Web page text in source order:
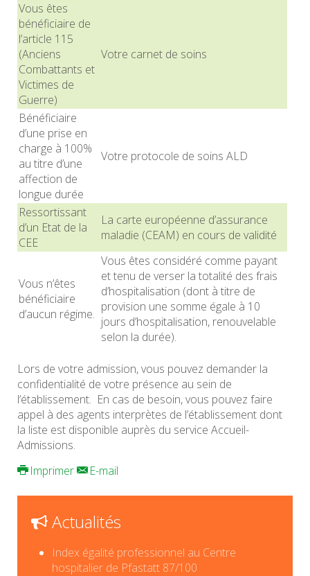
Vous êtes
bénéficiaire de
l’article 115
(Anciens
Combattants et
Victimes de
Guerre)
Votre carnet de soins
Bénéficiaire
d’une prise en
charge à 100%
au titre d’une
affection de
longue durée
Votre protocole de soins ALD
Ressortissant
d’un Etat de la
CEE
La carte européenne d’assurance
maladie (CEAM) en cours de validité
Vous n’êtes
bénéficiaire
d’aucun régime.
Vous êtes considéré comme payant
et tenu de verser la totalité des frais
d’hospitalisation (dont à titre de
provision une somme égale à 10
jours d’hospitalisation, renouvelable
selon la durée).
Lors de votre admission, vous pouvez demander la
confidentialité de votre présence au sein de
l’établissement. En cas de besoin, vous pouvez faire
appel à des agents interprètes de l’établissement dont
la liste est disponible auprès du service Accueil-
Admissions.
Imprimer
E-mail
Actualités
Index égalité professionnel au Centre
hospitalier de Pfastatt 87/100